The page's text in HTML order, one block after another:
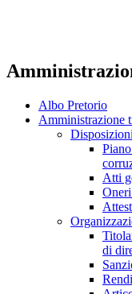
Albo Pretorio
Amministrazione
Atti
di